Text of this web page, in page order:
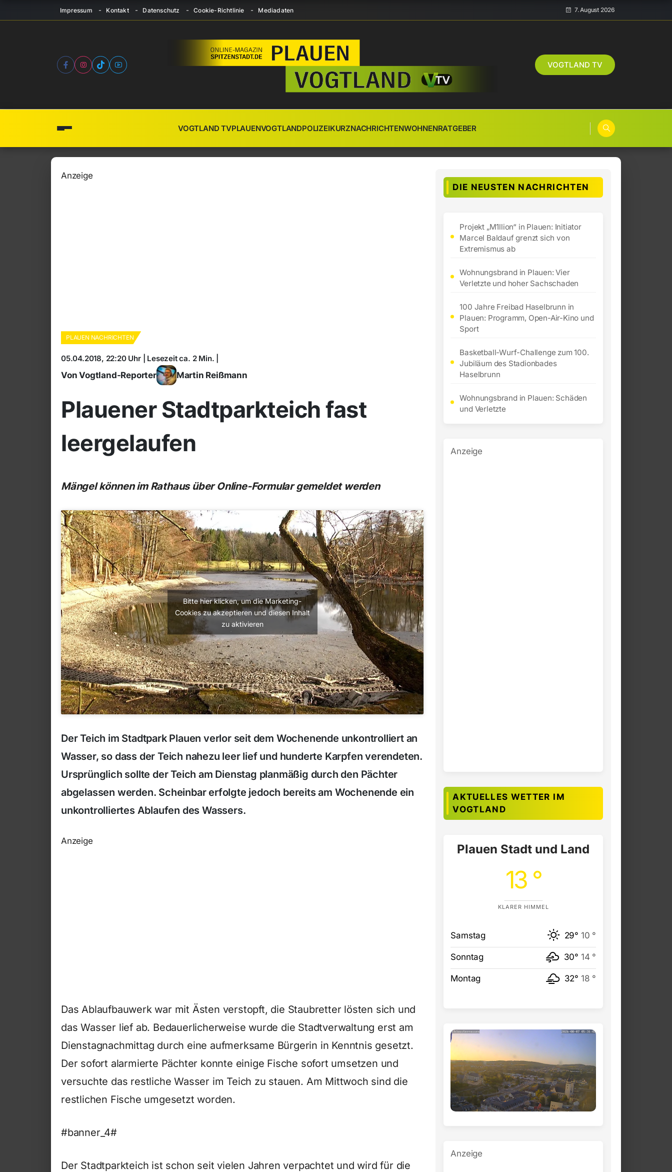
Impressum Kontakt Datenschutz Cookie-Richtlinie Mediadaten 7. August 2026
VOGTLAND TV
VOGTLAND TVPLAUENVOGTLANDPOLIZEIKURZNACHRICHTENWOHNENRATGEBER
Anzeige
PLAUEN NACHRICHTEN
05.04.2018, 22:20 Uhr | Lesezeit ca. 2 Min. |
Von Vogtland-Reporter Martin Reißmann
Plauener Stadtparkteich fast
leergelaufen
Mängel können im Rathaus über Online-Formular gemeldet werden
Bitte hier klicken, um die Marketing-
Cookies zu akzeptieren und diesen Inhalt
zu aktivieren
Der Teich im Stadtpark Plauen verlor seit dem Wochenende unkontrolliert an
Wasser, so dass der Teich nahezu leer lief und hunderte Karpfen verendeten.
Ursprünglich sollte der Teich am Dienstag planmäßig durch den Pächter
abgelassen werden. Scheinbar erfolgte jedoch bereits am Wochenende ein
unkontrolliertes Ablaufen des Wassers.
Anzeige
Das Ablaufbauwerk war mit Ästen verstopft, die Staubretter lösten sich und
das Wasser lief ab. Bedauerlicherweise wurde die Stadtverwaltung erst am
Dienstagnachmittag durch eine aufmerksame Bürgerin in Kenntnis gesetzt.
Der sofort alarmierte Pächter konnte einige Fische sofort umsetzen und
versuchte das restliche Wasser im Teich zu stauen. Am Mittwoch sind die
restlichen Fische umgesetzt worden.
#banner_4#
Der Stadtparkteich ist schon seit vielen Jahren verpachtet und wird für die
DIE NEUSTEN NACHRICHTEN
Projekt „M1llion“ in Plauen: Initiator
Marcel Baldauf grenzt sich von
Extremismus ab
Wohnungsbrand in Plauen: Vier
Verletzte und hoher Sachschaden
100 Jahre Freibad Haselbrunn in
Plauen: Programm, Open-Air-Kino und
Sport
Basketball-Wurf-Challenge zum 100.
Jubiläum des Stadionbades
Haselbrunn
Wohnungsbrand in Plauen: Schäden
und Verletzte
Anzeige
AKTUELLES WETTER IM
VOGTLAND
Plauen Stadt und Land
13 °
KLARER HIMMEL
Samstag 29° 10 °
Sonntag 30° 14 °
Montag 32° 18 °
Anzeige